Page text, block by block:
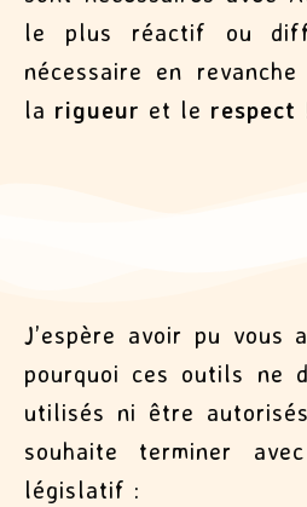
le plus réactif ou
nécessaire en
la rigueur et le respect
J’espère avoir pu vous
pourquoi ces outils ne
utilisés ni être
souhaite terminer
législatif :